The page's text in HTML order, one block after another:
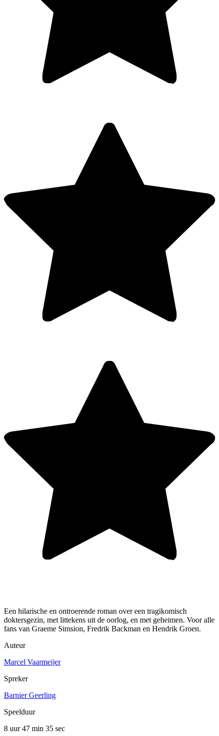
Een hilarische en ontroerende roman over een tragikomisch
doktersgezin, met littekens uit de oorlog, en met geheimen. Voor alle
fans van Graeme Simsion, Fredrik Backman en Hendrik Groen.
Auteur
Marcel Vaarmeijer
Spreker
Barnier Geerling
Speelduur
8 uur 47 min 35 sec